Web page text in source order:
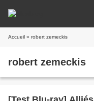
Accueil » robert zemeckis
robert zemeckis